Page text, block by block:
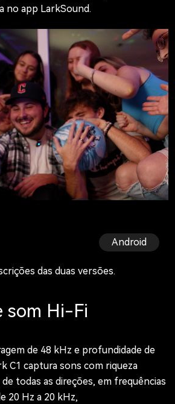
no app LarkSound.
Android
das duas versões.
som Hi-Fi
de 48 kHz e profundidade de
C1 captura sons com riqueza
todas as direções, em frequências
20 Hz a 20 kHz,